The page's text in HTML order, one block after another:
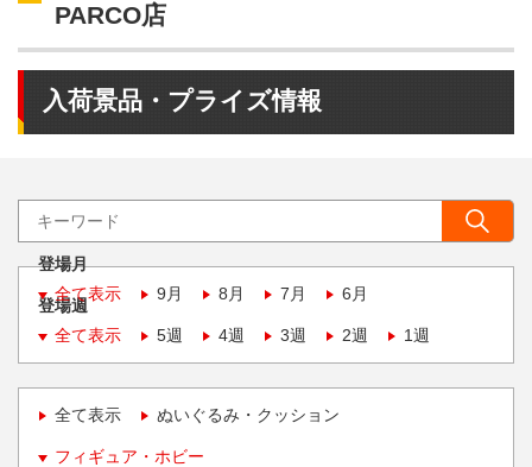
PARCO店
入荷景品・プライズ情報
登場月
全て表示
9月 8月 7月 6月
登場週
全て表示
5週 4週 3週 2週 1週
全て表示 ぬいぐるみ・クッション
フィギュア・ホビー